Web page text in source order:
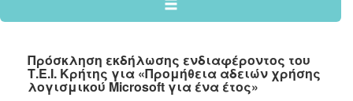
2024
2022
2021
Πρόσκληση εκδήλωσης ενδιαφέροντος του
Τ.Ε.Ι. Κρήτης για «Προμήθεια αδειών χρήσης
λογισμικού Μicrosoft για ένα έτος»